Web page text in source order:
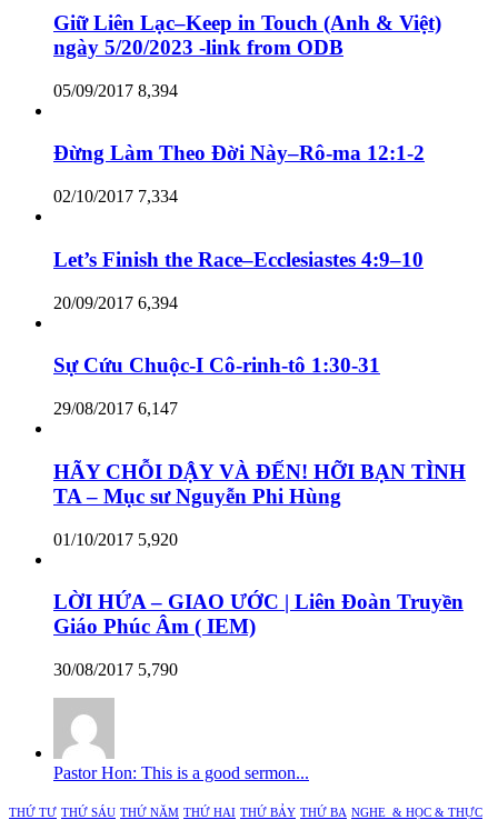
Giữ Liên Lạc–Keep in Touch (Anh & Việt)
ngày 5/20/2023 -link from ODB
05/09/2017 8,394
Đừng Làm Theo Đời Này–Rô-ma 12:1-2
02/10/2017 7,334
Let’s Finish the Race–Ecclesiastes 4:9–10
20/09/2017 6,394
Sự Cứu Chuộc-I Cô-rinh-tô 1:30-31
29/08/2017 6,147
HÃY CHỖI DẬY VÀ ĐẾN! HỠI BẠN TÌNH
TA – Mục sư Nguyễn Phi Hùng
01/10/2017 5,920
LỜI HỨA – GIAO ƯỚC | Liên Đoàn Truyền
Giáo Phúc Âm ( IEM)
30/08/2017 5,790
Pastor Hon: This is a good sermon...
THỨ TƯ THỨ SÁU THỨ NĂM THỨ HAI THỨ BẢY THỨ BA NGHE & HỌC & THỰC